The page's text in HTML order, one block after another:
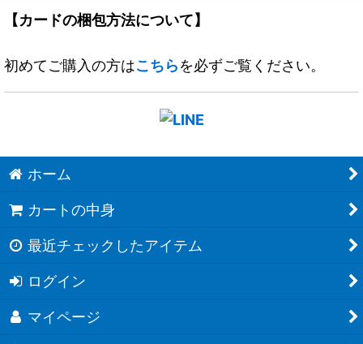
【カードの梱包方法について】
初めてご購入の方はこちらを必ずご覧ください。
ホーム
カートの中身
最近チェックしたアイテム
ログイン
マイページ